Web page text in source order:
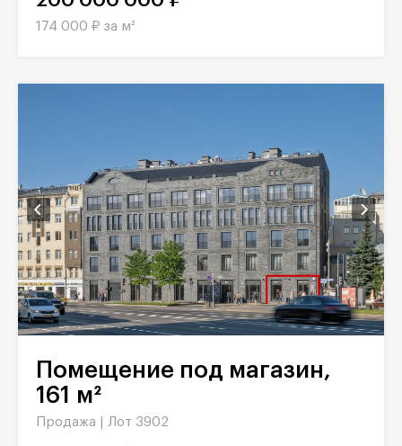
Помещение под магазин,
161 м²
Продажа | Лот 3902
174 000 ₽ за м²